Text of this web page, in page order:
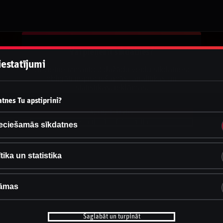
Vai pieņemt sīkdatnes?
Šī vietne izmanto 3 dažādu veidu sīkdatnes:
Apstiprināt visu
Iestatījumi un informācija
Tu apstiprini?
sīkdatnes
un statistika
Saglabāt un turpināt